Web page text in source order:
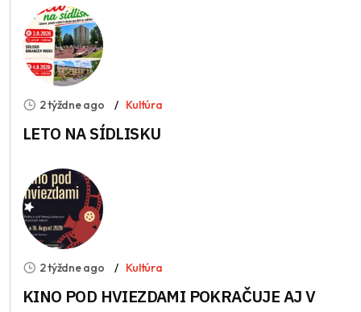
2 týždne ago Kultúra
LETO NA SÍDLISKU
2 týždne ago Kultúra
KINO POD HVIEZDAMI POKRAČUJE AJ V